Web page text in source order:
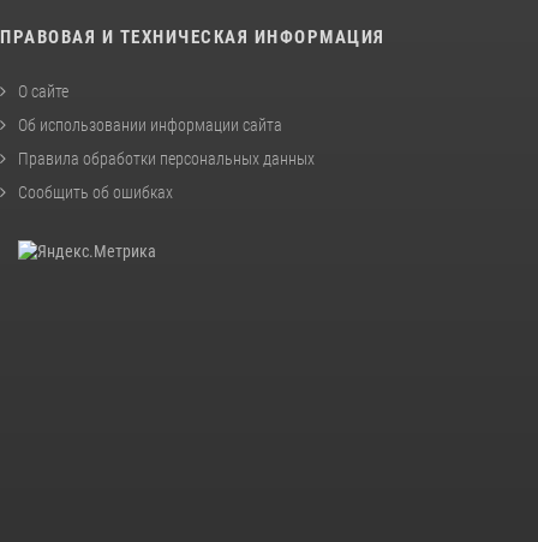
ПРАВОВАЯ И ТЕХНИЧЕСКАЯ ИНФОРМАЦИЯ
О сайте
Об использовании информации сайта
Правила обработки персональных данных
Сообщить об ошибках